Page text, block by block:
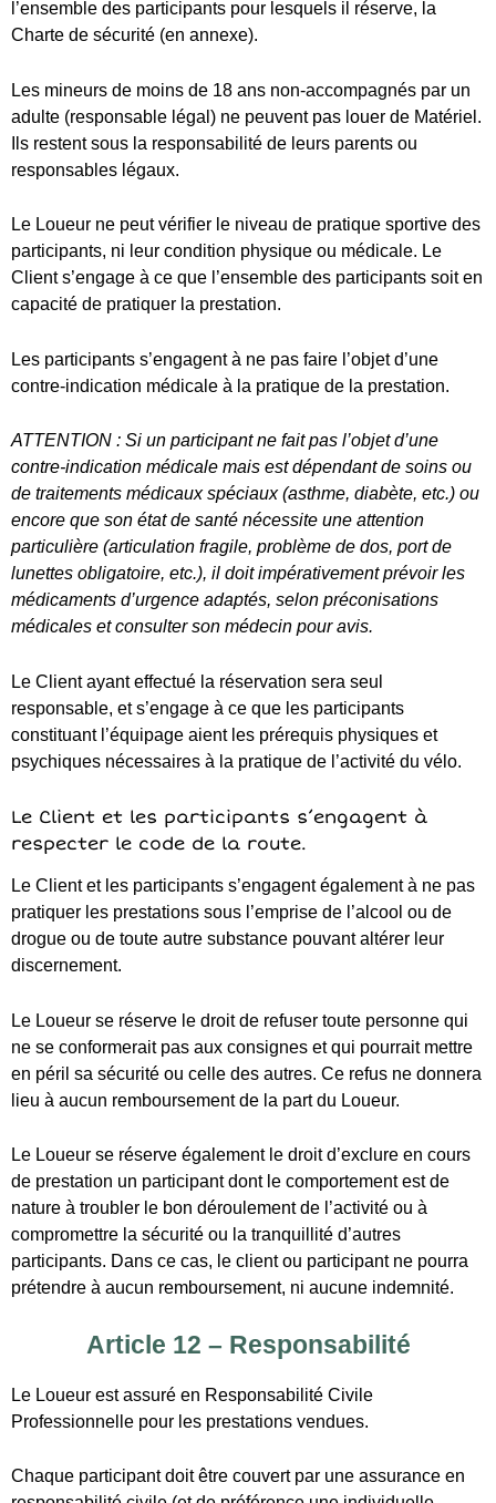
Client s’engage à ce que l’ensemble des participants soit en
capacité de pratiquer la prestation.
Les participants s’engagent à ne pas faire l’objet d’une
contre-indication médicale à la pratique de la prestation.
ATTENTION : Si un participant ne fait pas l’objet d’une
de traitements médicaux spéciaux (asthme, diabète, etc.) ou
encore que son état de santé nécessite une attention
particulière (articulation fragile, problème de dos, port de
lunettes obligatoire, etc.), il doit impérativement prévoir les
médicales et consulter son médecin pour avis.
responsable, et s’engage à ce que les participants
constituant l’équipage aient les prérequis physiques et
psychiques nécessaires à la pratique de l’activité du vélo.
Le Client et les participants s’engagent à
respecter le code de la route.
Le Client et les participants s’engagent également à ne pas
drogue ou de toute autre substance pouvant altérer leur
discernement.
Le Loueur se réserve le droit de refuser toute personne qui
en péril sa sécurité ou celle des autres. Ce refus ne donnera
lieu à aucun remboursement de la part du Loueur.
Le Loueur se réserve également le droit d’exclure en cours
de prestation un participant dont le comportement est de
nature à troubler le bon déroulement de l’activité ou à
compromettre la sécurité ou la tranquillité d’autres
prétendre à aucun remboursement, ni aucune indemnité.
Article 12 – Responsabilité
Professionnelle pour les prestations vendues.
Chaque participant doit être couvert par une assurance en
responsabilité civile (et de préférence une individuelle
accident) auprès de l’assurance de son choix.
compris dans les véhicules) ou de la casse d’objets (ex :
emmener avec eux durant la prestation et pouvant subvenir
au cours de ladite prestation.
Les téléphones portables, appareils photos ainsi que tout le